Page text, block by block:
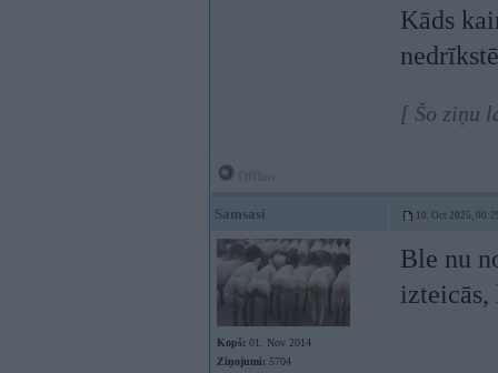
Kāds
[ Šo ziņu
Samsasi 10. Oct 2025,
Kopš: 01. Nov 2014
Ziņojumi: 5704
Ble nu
izteicās,